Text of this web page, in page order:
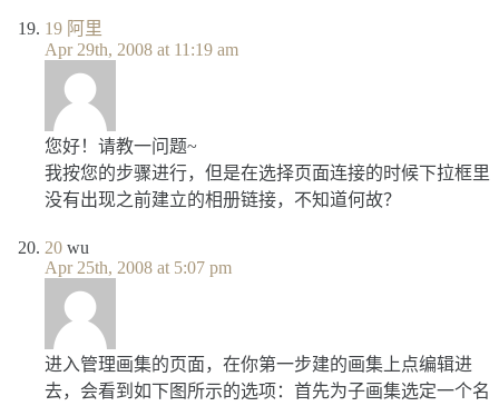
19 阿里
Apr 29th, 2008 at 11:19 am
您好！请教一问题~
我按您的步骤进行，但是在选择页面连接的时候下拉框里
没有出现之前建立的相册链接，不知道何故？
20 wu
Apr 25th, 2008 at 5:07 pm
进入管理画集的页面，在你第一步建的画集上点编辑进
去，会看到如下图所示的选项：首先为子画集选定一个名